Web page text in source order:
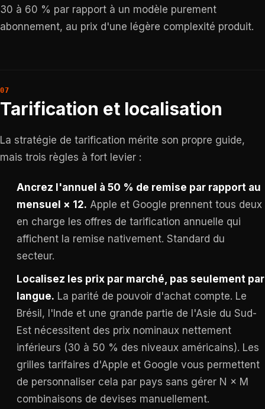
30 à 60 % par rapport à un modèle purement
abonnement, au prix d'une légère complexité produit.
Tarification et localisation
La stratégie de tarification mérite son propre guide,
mais trois règles à fort levier :
Ancrez l'annuel à 50 % de remise par rapport au
mensuel × 12. Apple et Google prennent tous deux
en charge les offres de tarification annuelle qui
affichent la remise nativement. Standard du
secteur.
Localisez les prix par marché, pas seulement par
langue. La parité de pouvoir d'achat compte. Le
Brésil, l'Inde et une grande partie de l'Asie du Sud-
Est nécessitent des prix nominaux nettement
inférieurs (30 à 50 % des niveaux américains). Les
grilles tarifaires d'Apple et Google vous permettent
de personnaliser cela par pays sans gérer N × M
combinaisons de devises manuellement.